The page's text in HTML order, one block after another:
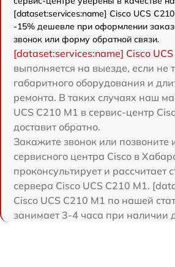
[dataset:services:name] Cisco UCS
-15% дешевле при оформлении
звонок или форму обратной связи.
[dataset:services:name] Cisco
выполняется на выезде, если не
габаритного оборудования и
ремонта. В таких случаях наш
UCS C210 M1 в сервис-центр
доставит обратно.
Закажите звонок или позвоните
сервисного центра Cisco в
проконсультирует и рассчитает
сервера Cisco UCS C210 M1.
Cisco UCS C210 M1 по нашей
занимает 3-4 часа при наличии